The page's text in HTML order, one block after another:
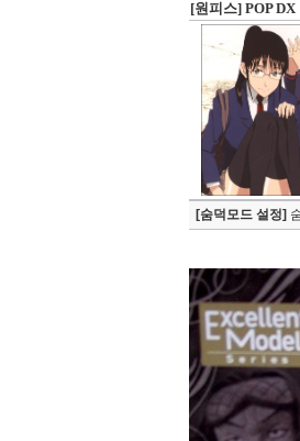
[원피스] POP
[숨덕모드 설정]